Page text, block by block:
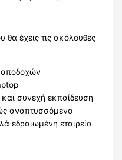
θα έχεις τις ακόλουθες
αποδοχών
συνεχή εκπαίδευση
αναπτυσσόμενο
εδραιωμένη εταιρεία